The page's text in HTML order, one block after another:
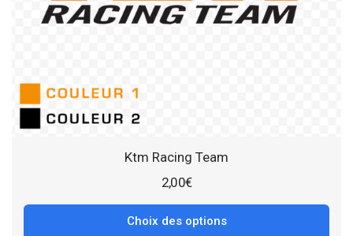
Ktm Racing Team
2,00€
Choix des options